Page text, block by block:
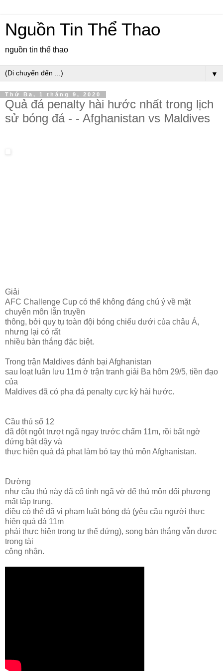
Nguồn Tin Thể Thao
nguồn tin thể thao
▼
Thứ Ba, 1 tháng 9, 2020
Quả đá penalty hài hước nhất trong lịch
sử bóng đá - - Afghanistan vs Maldives
Giải
AFC Challenge Cup có thể không đáng chú ý về mặt
chuyên môn lẫn truyền
thông, bởi quy tụ toàn đội bóng chiếu dưới của châu Á,
nhưng lại có rất
nhiều bàn thắng đặc biệt.
Trong trận Maldives đánh bại Afghanistan
sau loạt luân lưu 11m ở trận tranh giải Ba hôm 29/5, tiền đạo
của
Maldives đã có pha đá penalty cực kỳ hài hước.
Cầu thủ số 12
đã đột ngột trượt ngã ngay trước chấm 11m, rồi bất ngờ
đứng bật dậy và
thực hiện quả đá phạt làm bó tay thủ môn Afghanistan.
Dường
như cầu thủ này đã cố tình ngã vờ để thủ môn đối phương
mất tập trung,
điều có thể đã vi phạm luật bóng đá (yêu cầu người thực
hiện quả đá 11m
phải thực hiện trong tư thế đứng), song bàn thắng vẫn được
trong tài
công nhận.